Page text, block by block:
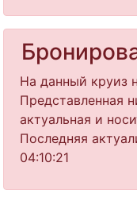
На данный круиз
Представленная
актуальная и
Последняя
04:10:21